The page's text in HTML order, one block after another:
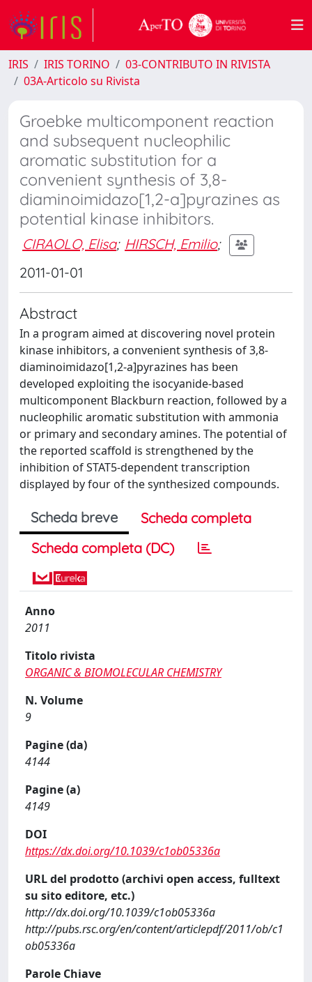
IRIS IRIS TORINO
03-CONTRIBUTO IN RIVISTA
03A-Articolo su Rivista
Groebke multicomponent reaction
and subsequent nucleophilic
aromatic substitution for a
convenient synthesis of 3,8-
diaminoimidazo[1,2-a]pyrazines as
potential kinase inhibitors.
CIRAOLO, Elisa; HIRSCH, Emilio;
2011-01-01
Abstract
In a program aimed at discovering novel protein
kinase inhibitors, a convenient synthesis of 3,8-
diaminoimidazo[1,2-a]pyrazines has been
developed exploiting the isocyanide-based
multicomponent Blackburn reaction, followed by a
nucleophilic aromatic substitution with ammonia
or primary and secondary amines. The potential of
the reported scaffold is strengthened by the
inhibition of STAT5-dependent transcription
displayed by four of the synthesized compounds.
Scheda breve
Scheda completa
Scheda completa (DC)
Anno
2011
Titolo rivista
ORGANIC & BIOMOLECULAR CHEMISTRY
N. Volume
9
Pagine (da)
4144
Pagine (a)
4149
DOI
https://dx.doi.org/10.1039/c1ob05336a
URL del prodotto (archivi open access, fulltext
su sito editore, etc.)
http://dx.doi.org/10.1039/c1ob05336a
http://pubs.rsc.org/en/content/articlepdf/2011/ob/c1
ob05336a
Parole Chiave